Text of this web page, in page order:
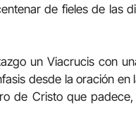
de fieles de las
un Viacrucis con
desde la oración
de Cristo que